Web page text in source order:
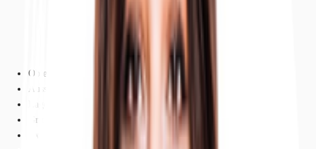
Objekt
Ausstattung
Lage und Verkehrsanbindung
Grundrisse
Exposé herunterladen